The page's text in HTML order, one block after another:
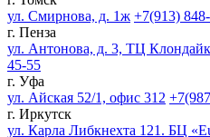
ул. Смирнова, д. 1ж +7(913)
г. Пенза
ул. Антонова, д. 3, ТЦ
45-55
г. Уфа
ул. Айская 52/1, офис 312
г. Иркутск
ул. Карла Либкнехта 121. БЦ